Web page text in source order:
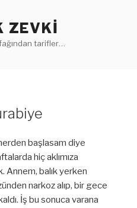
ZEVKI
tarifler…
başlasam diye
hiç aklımıza
Annem, balık yerken
narkoz alıp, bir gece
İş bu sonuca varana